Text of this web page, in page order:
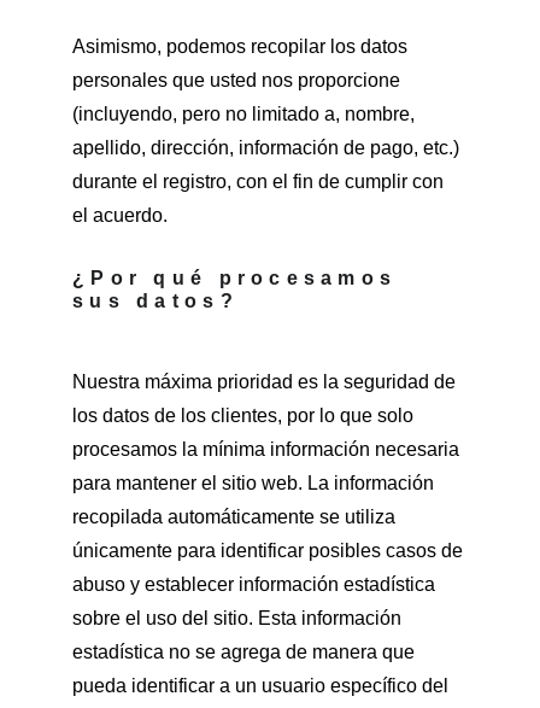
Asimismo, podemos recopilar los datos
personales que usted nos proporcione
(incluyendo, pero no limitado a, nombre,
apellido, dirección, información de pago, etc.)
durante el registro, con el fin de cumplir con
el acuerdo.
¿Por qué procesamos
sus datos?
Nuestra máxima prioridad es la seguridad de
los datos de los clientes, por lo que solo
procesamos la mínima información necesaria
para mantener el sitio web. La información
recopilada automáticamente se utiliza
únicamente para identificar posibles casos de
abuso y establecer información estadística
sobre el uso del sitio. Esta información
estadística no se agrega de manera que
pueda identificar a un usuario específico del